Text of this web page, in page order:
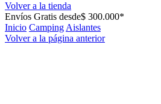
Volver a la tienda
Envíos Gratis desde$ 300.000*
Inicio CampingAislantes
Volver a la página anterior